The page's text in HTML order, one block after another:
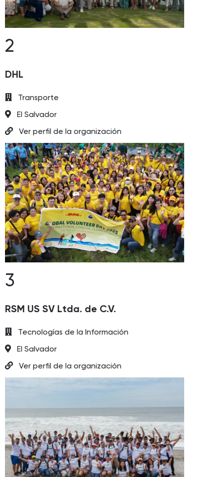
2
DHL
Transporte
El Salvador
Ver perfil de la organización
3
RSM US SV Ltda. de C.V.
Tecnologías de la Información
El Salvador
Ver perfil de la organización